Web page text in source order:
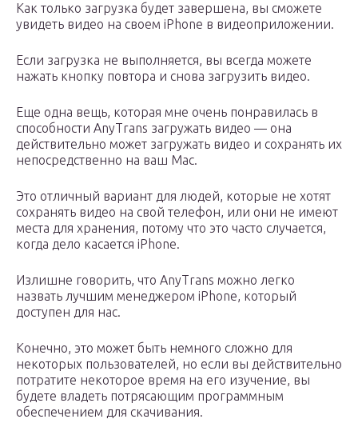
Как только загрузка будет завершена, вы сможете
увидеть видео на своем iPhone в видеоприложении.
Если загрузка не выполняется, вы всегда можете
нажать кнопку повтора и снова загрузить видео.
Еще одна вещь, которая мне очень понравилась в
способности AnyTrans загружать видео — она
действительно может загружать видео и сохранять их
непосредственно на ваш Mac.
Это отличный вариант для людей, которые не хотят
сохранять видео на свой телефон, или они не имеют
места для хранения, потому что это часто случается,
когда дело касается iPhone.
Излишне говорить, что AnyTrans можно легко
назвать лучшим менеджером iPhone, который
доступен для нас.
Конечно, это может быть немного сложно для
некоторых пользователей, но если вы действительно
потратите некоторое время на его изучение, вы
будете владеть потрясающим программным
обеспечением для скачивания.